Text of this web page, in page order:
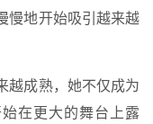
慢地开始吸引越来越
越成熟，她不仅成为
始在更大的舞台上露